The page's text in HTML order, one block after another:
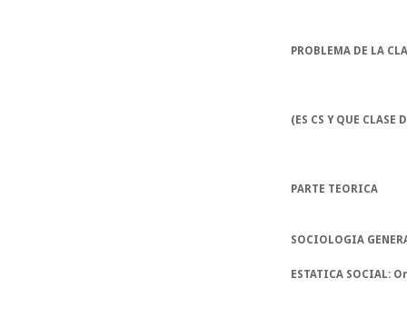
PROBLEMA DE LA
(ES CS Y QUE CLASE
PARTE TEORICA
SOCIOLOGIA
ESTATICA SOCIAL: